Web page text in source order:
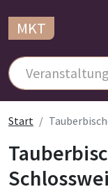
MKT
Start